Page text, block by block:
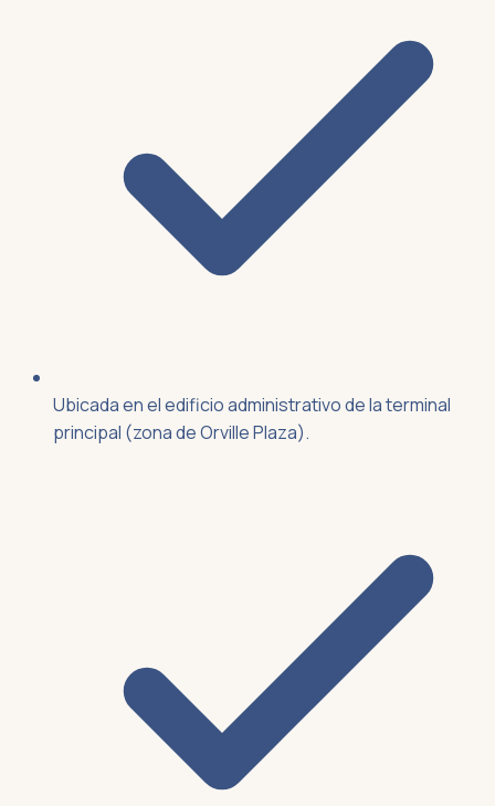
Ubicada en el edificio administrativo de la terminal
principal (zona de Orville Plaza).